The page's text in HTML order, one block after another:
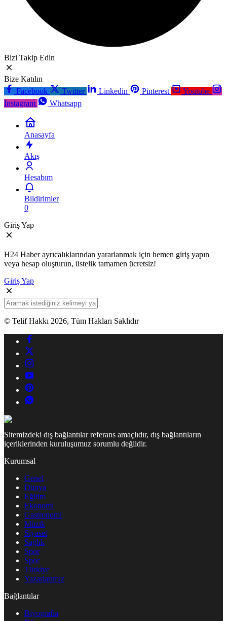
Bizi Takip Edin
Bize Katılın
Facebook
Twitter Linkedin Pinterest
Youtube
Instagram
Whatsapp
Anasayfa
Akış
Hesabım
Bildirimler
0
Giriş Yap
H24 Haber ayrıcalıklarından yararlanmak için hemen giriş yapın
veya hesap oluşturun, üstelik tamamen ücretsiz!
Giriş Yap
© Telif Hakkı 2026, Tüm Hakları Saklıdır
Sitemizdeki dış bağlantılar referans amaçlıdır, dış bağlantıların
içeriklerinden kuruluşumuz sorumlu değildir.
Kurumsal
Genel
Dünya
Eğitim
Ekonomi
Gastronomi
Müzik
Siyaset
Sağlık
Spor
Spor
Türkiye
Yazarlarımız
Bağlantılar
Biyografia